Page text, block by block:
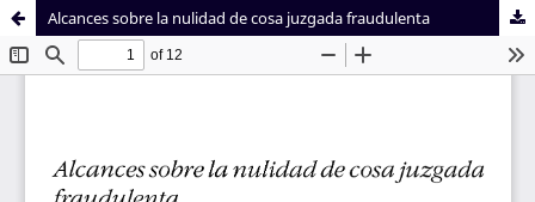
Sistema de
Bibliotecas
Facultad de
Derecho
Alcances sobre la nulidad de cosa juzgada fraudulenta